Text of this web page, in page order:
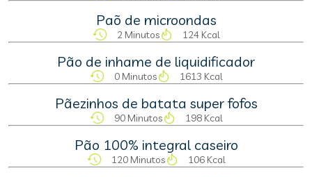
Paõ de microondas
2 Minutos 124 Kcal
Pão de inhame de liquidificador
0 Minutos 1613 Kcal
Pãezinhos de batata super fofos
90 Minutos 198 Kcal
Pão 100% integral caseiro
120 Minutos 106 Kcal